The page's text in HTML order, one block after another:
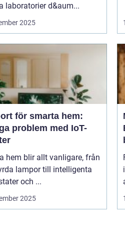
laboratorier d&aum...
2025
för smarta hem:
problem med IoT-
hem blir allt vanligare, från
lampor till intelligenta
och ...
2025